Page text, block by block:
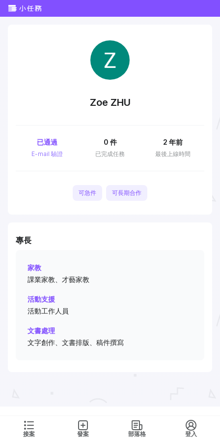
接案 發案 部落格 登入
Zoe ZHU
E-mail 驗證
已通過
已完成任務
0 件
最後上線時間
2 年前
可急件 可長期合作
專長
家教
課業家教、才藝家教
活動支援
活動工作人員
文書處理
文字創作、文書排版、稿件撰寫